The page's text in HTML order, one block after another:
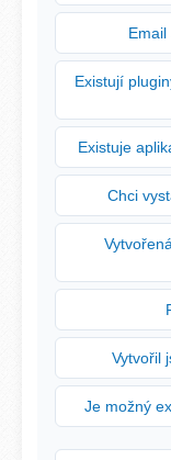
Existují
Existuje
Chci
Vytvořil
Je možný